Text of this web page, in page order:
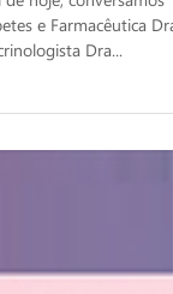
hoje, conversamos
Dra...